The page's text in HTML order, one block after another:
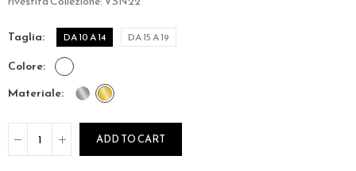
taglia DA 10 A 14 DA 15 A 19
colore
materiale
ADD TO CART